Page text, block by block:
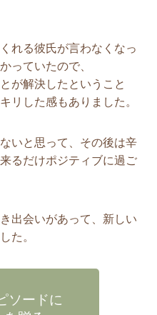
れる彼氏が言わなくなっ
っていたので、
が解決したということ
リした感もありました。
いと思って、その後は辛
るだけポジティブに過ご
出会いがあって、新しい
た。
ソードに